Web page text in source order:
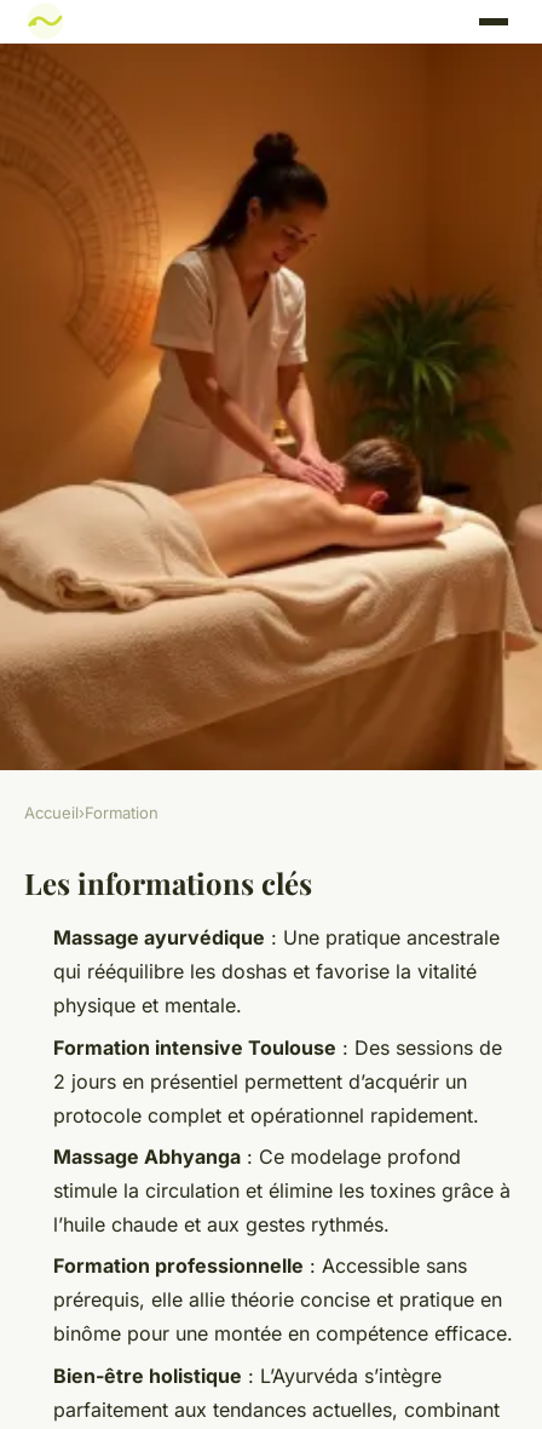
Découvrez comment la
formation massage
ayurvédique transforme votre
bien-être à Toulouse
Accueil›Formation
Les informations clés
Massage ayurvédique : Une pratique ancestrale
qui rééquilibre les doshas et favorise la vitalité
physique et mentale.
Formation intensive Toulouse : Des sessions de
2 jours en présentiel permettent d’acquérir un
protocole complet et opérationnel rapidement.
Massage Abhyanga : Ce modelage profond
stimule la circulation et élimine les toxines grâce à
l’huile chaude et aux gestes rythmés.
Formation professionnelle : Accessible sans
prérequis, elle allie théorie concise et pratique en
binôme pour une montée en compétence efficace.
Bien-être holistique : L’Ayurvéda s’intègre
parfaitement aux tendances actuelles, combinant